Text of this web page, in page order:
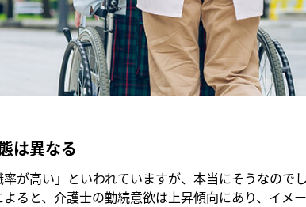
は異なる
率が高い」といわれていますが、本当にそうなので
ると、介護士の勤続意欲は上昇傾向にあり、イメ